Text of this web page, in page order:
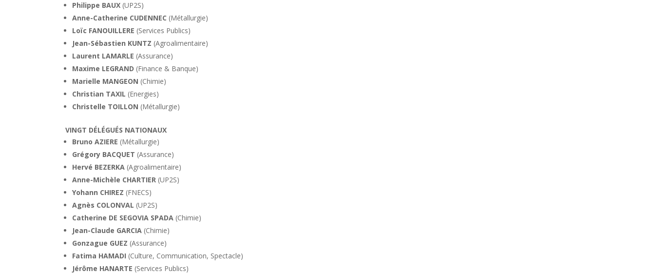
Philippe BAUX (UP2S)
Anne-Catherine CUDENNEC (Métallurgie)
Loïc FANOUILLERE (Services Publics)
Jean-Sébastien KUNTZ (Agroalimentaire)
Laurent LAMARLE (Assurance)
Maxime LEGRAND (Finance & Banque)
Marielle MANGEON (Chimie)
Christian TAXIL (Energies)
Christelle TOILLON (Métallurgie)
VINGT DÉLÉGUÉS NATIONAUX
Bruno AZIERE (Métallurgie)
Grégory BACQUET (Assurance)
Hervé BEZERKA (Agroalimentaire)
Anne-Michèle CHARTIER (UP2S)
Yohann CHIREZ (FNECS)
Agnès COLONVAL (UP2S)
Catherine DE SEGOVIA SPADA (Chimie)
Jean-Claude GARCIA (Chimie)
Gonzague GUEZ (Assurance)
Fatima HAMADI (Culture, Communication, Spectacle)
Jérôme HANARTE (Services Publics)